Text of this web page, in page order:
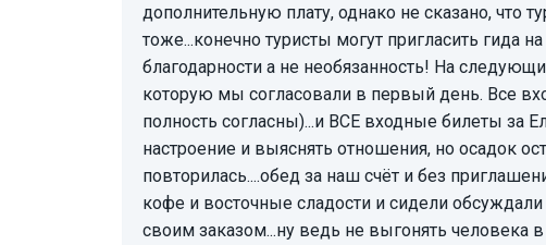
дополнительную плату, однако не сказано, что
тоже...конечно туристы могут пригласить гида
благодарности а не необязанность! На
которую мы согласовали в первый день. Все
полность согласны)...и ВСЕ входные билеты за
настроение и выяснять отношения, но осадок
повторилась....обед за наш счёт и без
кофе и восточные сладости и сидели
своим заказом...ну ведь не выгонять человека